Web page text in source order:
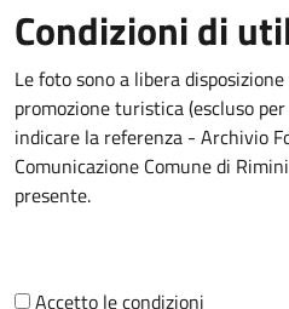
Condizioni di
Le foto sono a libera
promozione turistica (escluso
indicare la referenza - Archivio
Comunicazione Comune di
presente.
Accetto le condizioni